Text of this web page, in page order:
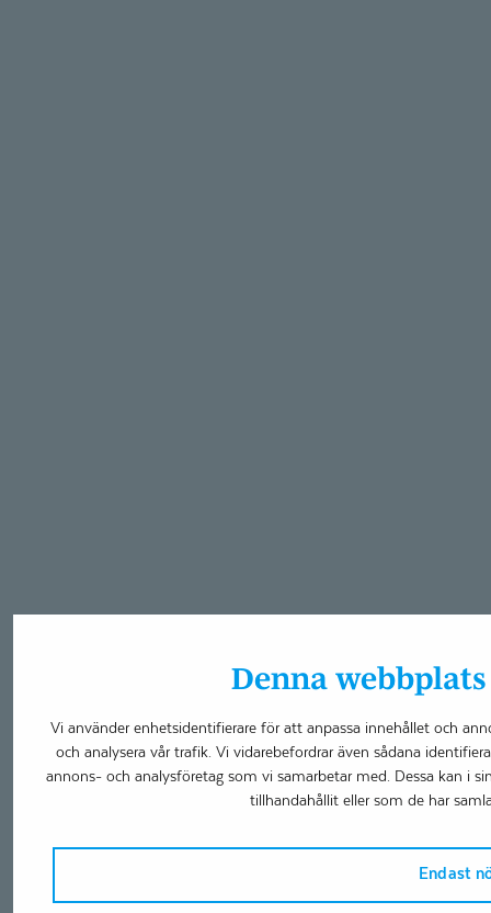
Denna
Vi använder enhetsidentifierare för att anpassa innehållet och
och analysera vår trafik. Vi vidarebefordrar även sådana
annons- och analysföretag som vi samarbetar med. Dessa kan
tillhandahållit eller som de har
Endast